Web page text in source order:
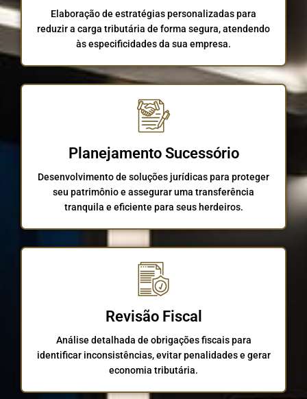
Elaboração de estratégias personalizadas para
reduzir a carga tributária de forma segura, atendendo
às especificidades da sua empresa.
Planejamento Sucessório
Desenvolvimento de soluções jurídicas para proteger
seu patrimônio e assegurar uma transferência
tranquila e eficiente para seus herdeiros.
Revisão Fiscal
Análise detalhada de obrigações fiscais para
identificar inconsistências, evitar penalidades e gerar
economia tributária.